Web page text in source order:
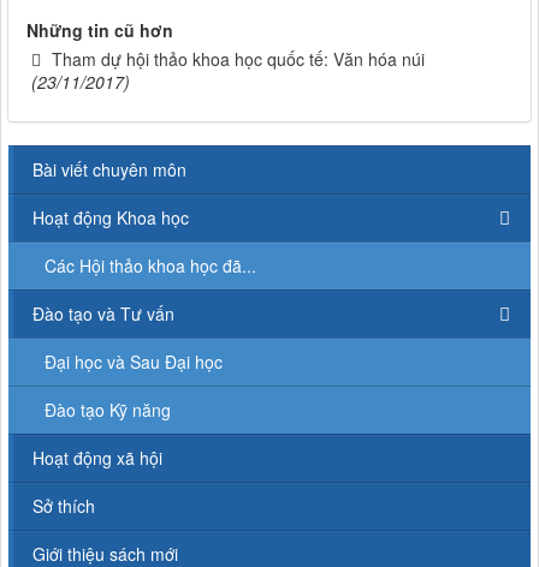
Những tin cũ hơn
Tham dự hội thảo khoa học quốc tế: Văn hóa núi
(23/11/2017)
Bài viết chuyên môn
Hoạt động Khoa học
Các Hội thảo khoa học đã...
Đào tạo và Tư vấn
Đại học và Sau Đại học
Đào tạo Kỹ năng
Hoạt động xã hội
Sở thích
Giới thiệu sách mới